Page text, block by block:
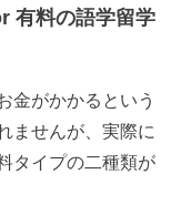
有料の語学留学
金がかかるという
ませんが、実際に
タイプの二種類が